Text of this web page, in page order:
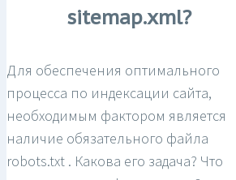
sitemap.xml?
Для обеспечения оптимального
процесса по индексации сайта,
необходимым фактором является
наличие обязательного файла
robots.txt . Какова его задача? Что